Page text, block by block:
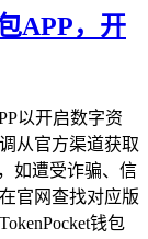
APP，开
以开启数字资
从官方渠道获取
如遭受诈骗、信
官网查找对应版
钱包